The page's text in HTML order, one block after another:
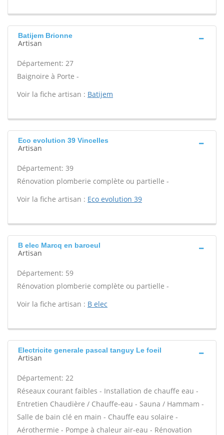
Batijem Brionne
Artisan
Département: 27
Baignoire à Porte -
Voir la fiche artisan : Batijem
Eco evolution 39 Vincelles
Artisan
Département: 39
Rénovation plomberie complète ou partielle -
Voir la fiche artisan : Eco evolution 39
B elec Marcq en baroeul
Artisan
Département: 59
Rénovation plomberie complète ou partielle -
Voir la fiche artisan : B elec
Electricite generale pascal tanguy Le foeil
Artisan
Département: 22
Réseaux courant faibles - Installation de chauffe eau -
Entretien Chaudière / Chauffe-eau - Sauna / Hammam -
Salle de bain clé en main - Chauffe eau solaire -
Aérothermie - Pompe à chaleur air-eau - Rénovation